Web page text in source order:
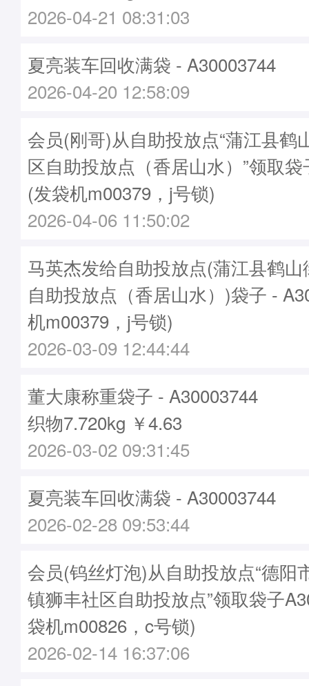
2026-04-21 08:31:03
夏亮装车回收满袋 - A30003744
2026-04-20 12:58:09
会员(刚哥)从自助投放点“蒲江县鹤
区自助投放点（香居山水）”领取
(发袋机m00379，j号锁)
2026-04-06 11:50:02
马英杰发给自助投放点(蒲江县鹤
自助投放点（香居山水）)袋子 -
机m00379，j号锁)
2026-03-09 12:44:44
董大康称重袋子 - A30003744
织物7.720kg ￥4.63
2026-03-02 09:31:45
夏亮装车回收满袋 - A30003744
2026-02-28 09:53:44
会员(钨丝灯泡)从自助投放点“德阳
镇狮丰社区自助投放点”领取袋子
袋机m00826，c号锁)
2026-02-14 16:37:06